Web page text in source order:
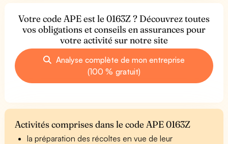
Votre code APE est le 0163Z ? Découvrez toutes
vos obligations et conseils en assurances pour
votre activité sur notre site
Analyse complète de mon entreprise
(100 % gratuit)
Activités comprises dans le code APE 0163Z
la préparation des récoltes en vue de leur